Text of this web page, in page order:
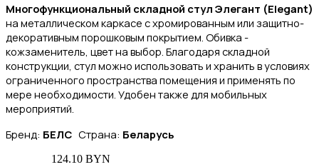
Многофункциональный складной стул Элегант (Elegant)
на металлическом каркасе с хромированным или защитно-
декоративным порошковым покрытием. Обивка -
кожзаменитель, цвет на выбор. Благодаря складной
конструкции, стул можно использовать и хранить в условиях
ограниченного пространства помещения и применять по
мере необходимости. Удобен также для мобильных
мероприятий.
Бренд: БЕЛС Страна: Беларусь
124.10 BYN